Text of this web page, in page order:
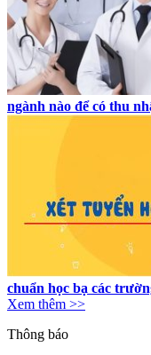
ngành nào để có thu
chuẩn học bạ các
Xem thêm >>
Thông báo